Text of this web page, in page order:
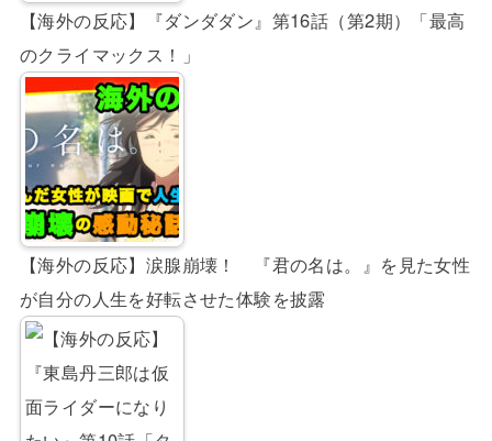
【海外の反応】『ダンダダン』第16話（第2期）「最高
のクライマックス！」
【海外の反応】涙腺崩壊！ 『君の名は。』を見た女性
が自分の人生を好転させた体験を披露